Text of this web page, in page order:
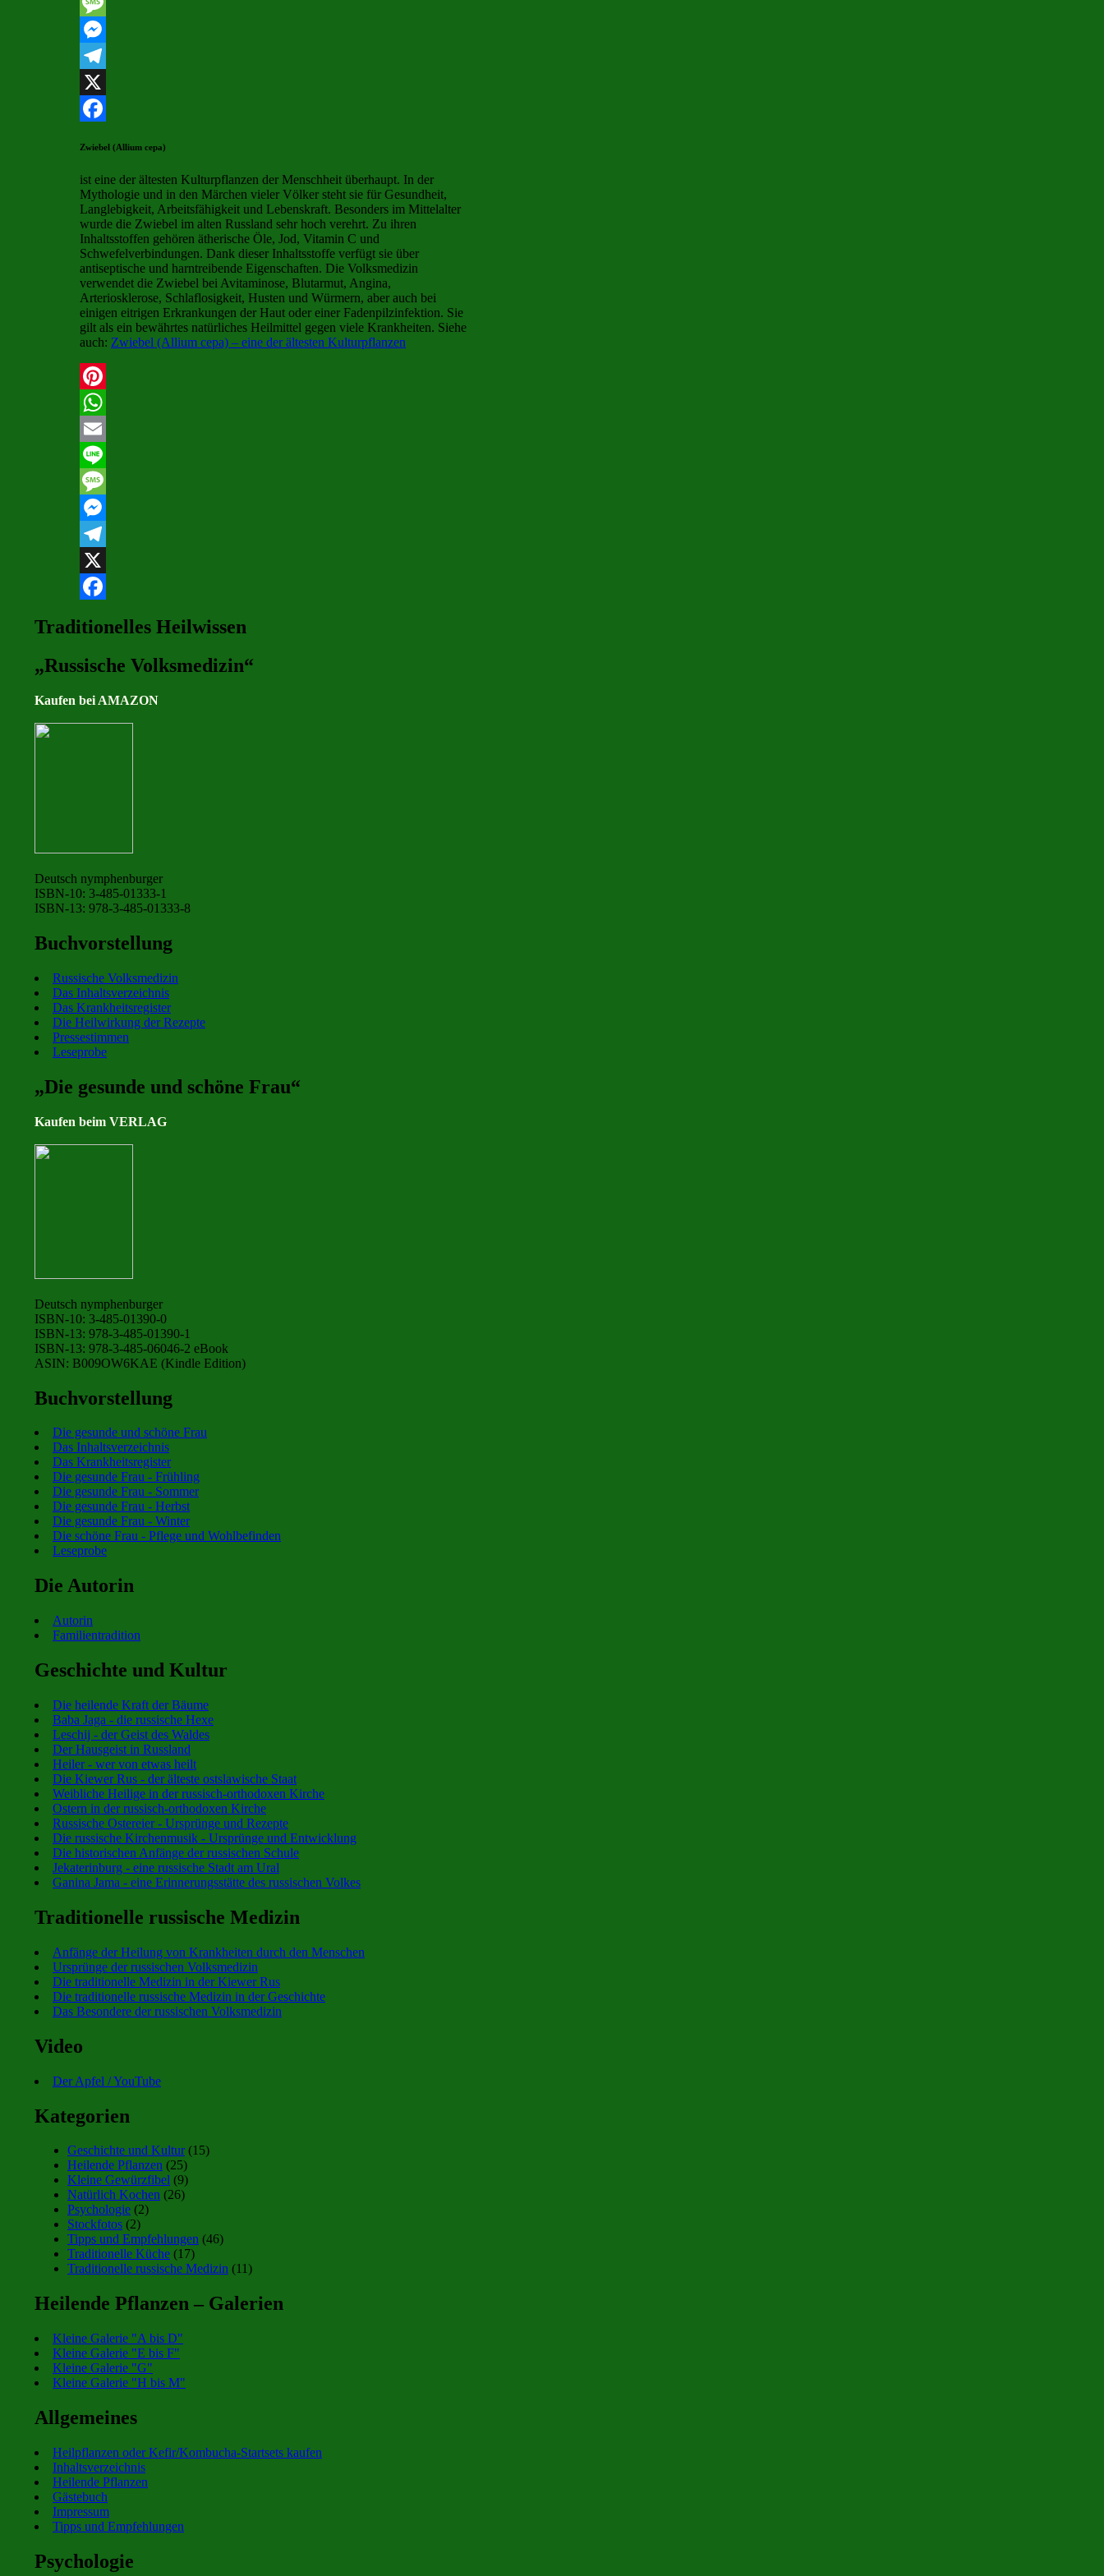
Line
Message
Messenger
Telegram
X
Zwiebel (Allium cepa)
ist eine der ältesten Kulturpflanzen der Menschheit überhaupt. In der
Mythologie und in den Märchen vieler Völker steht sie für Gesundheit,
Langlebigkeit, Arbeitsfähigkeit und Lebenskraft. Besonders im Mittelalter
wurde die Zwiebel im alten Russland sehr hoch verehrt. Zu ihren
Inhaltsstoffen gehören ätherische Öle, Jod, Vitamin C und
Schwefelverbindungen. Dank dieser Inhaltsstoffe verfügt sie über
antiseptische und harntreibende Eigenschaften. Die Volksmedizin
verwendet die Zwiebel bei Avitaminose, Blutarmut, Angina,
Arteriosklerose, Schlaflosigkeit, Husten und Würmern, aber auch bei
einigen eitrigen Erkrankungen der Haut oder einer Fadenpilzinfektion. Sie
gilt als ein bewährtes natürliches Heilmittel gegen viele Krankheiten. Siehe
auch: Zwiebel (Allium cepa) – eine der ältesten Kulturpflanzen
Pinterest
WhatsApp
Email
Line
Message
Messenger
Telegram
X
Traditionelles Heilwissen
„Russische Volksmedizin“
Kaufen bei AMAZON
Deutsch nymphenburger
ISBN-10: 3-485-01333-1
ISBN-13: 978-3-485-01333-8
Buchvorstellung
Russische Volksmedizin
Das Inhaltsverzeichnis
Das Krankheitsregister
Die Heilwirkung der Rezepte
Pressestimmen
Leseprobe
„Die gesunde und schöne Frau“
Kaufen beim VERLAG
Deutsch nymphenburger
ISBN-10: 3-485-01390-0
ISBN-13: 978-3-485-01390-1
ISBN-13: 978-3-485-06046-2 eBook
ASIN: B009OW6KAE (Kindle Edition)
Buchvorstellung
Die gesunde und schöne Frau
Das Inhaltsverzeichnis
Das Krankheitsregister
Die gesunde Frau - Frühling
Die gesunde Frau - Sommer
Die gesunde Frau - Herbst
Die gesunde Frau - Winter
Die schöne Frau - Pflege und Wohlbefinden
Leseprobe
Die Autorin
Autorin
Familientradition
Geschichte und Kultur
Die heilende Kraft der Bäume
Baba Jaga - die russische Hexe
Leschij - der Geist des Waldes
Der Hausgeist in Russland
Heiler - wer von etwas heilt
Die Kiewer Rus - der älteste ostslawische Staat
Weibliche Heilige in der russisch-orthodoxen Kirche
Ostern in der russisch-orthodoxen Kirche
Russische Ostereier - Ursprünge und Rezepte
Die russische Kirchenmusik - Ursprünge und Entwicklung
Die historischen Anfänge der russischen Schule
Jekaterinburg - eine russische Stadt am Ural
Ganina Jama - eine Erinnerungsstätte des russischen Volkes
Traditionelle russische Medizin
Anfänge der Heilung von Krankheiten durch den Menschen
Ursprünge der russischen Volksmedizin
Die traditionelle Medizin in der Kiewer Rus
Die traditionelle russische Medizin in der Geschichte
Das Besondere der russischen Volksmedizin
Video
Der Apfel / YouTube
Kategorien
Geschichte und Kultur(15)
Heilende Pflanzen (25)
Kleine Gewürzfibel (9)
Natürlich Kochen (26)
Psychologie (2)
Stockfotos (2)
Tipps und Empfehlungen (46)
Traditionelle Küche (17)
Traditionelle russische Medizin (11)
Heilende Pflanzen – Galerien
Kleine Galerie "A bis D"
Kleine Galerie "E bis F"
Kleine Galerie "G"
Kleine Galerie "H bis M"
Allgemeines
Heilpflanzen oder Kefir/Kombucha-Startsets kaufen
Inhaltsverzeichnis
Heilende Pflanzen
Gästebuch
Impressum
Tipps und Empfehlungen
Psychologie